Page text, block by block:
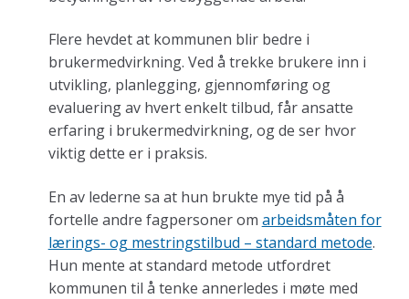
Flere hevdet at kommunen blir bedre i
brukermedvirkning. Ved å trekke brukere inn i
utvikling, planlegging, gjennomføring og
evaluering av hvert enkelt tilbud, får ansatte
erfaring i brukermedvirkning, og de ser hvor
viktig dette er i praksis.
En av lederne sa at hun brukte mye tid på å
fortelle andre fagpersoner om arbeidsmåten for
lærings- og mestringstilbud – standard metode.
Hun mente at standard metode utfordret
kommunen til å tenke annerledes i møte med